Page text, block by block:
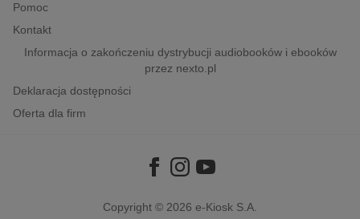
Pomoc
Kontakt
Informacja o zakończeniu dystrybucji audiobooków i ebooków
przez nexto.pl
Deklaracja dostępności
Oferta dla firm
Copyright © 2026 e-Kiosk S.A.